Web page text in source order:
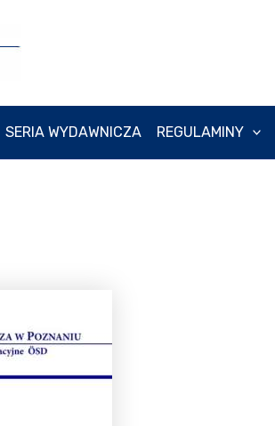
SERIA WYDAWNICZA REGULAMINY